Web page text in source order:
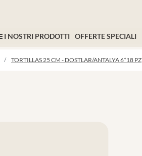
I NOSTRI PRODOTTI OFFERTE SPECIALI
TORTILLAS 25 CM - DOSTLAR/ANTALYA 6*18 PZ